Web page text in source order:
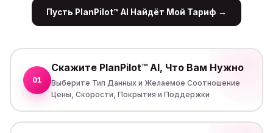
Пусть PlanPilot™ AI Найдёт Мой Тариф →
01
Скажите PlanPilot™ AI, Что Вам Нужно
Выберите Тип Данных и Желаемое Соотношение
Цены, Скорости, Покрытия и Поддержки